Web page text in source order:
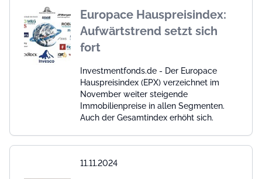
Europace Hauspreisindex:
Aufwärtstrend setzt sich
fort
Investmentfonds.de - Der Europace
Hauspreisindex (EPX) verzeichnet im
November weiter steigende
Immobilienpreise in allen Segmenten.
Auch der Gesamtindex erhöht sich.
11.11.2024